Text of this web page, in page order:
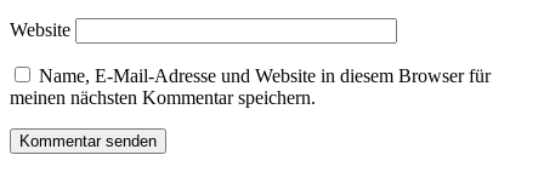
Website
Name, E-Mail-Adresse und Website in diesem Browser für
meinen nächsten Kommentar speichern.